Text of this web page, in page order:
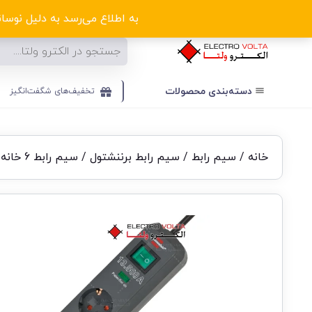
به اطلاع می‌رسد به دلیل
دسته‌بندی‌ محصولات تخفیف‌های شگفت‌انگیز
خانه / سیم رابط / سیم رابط برننشتول / سیم رابط 6 خانه محافظ دار 1.5 متری اکولاین برننشتول